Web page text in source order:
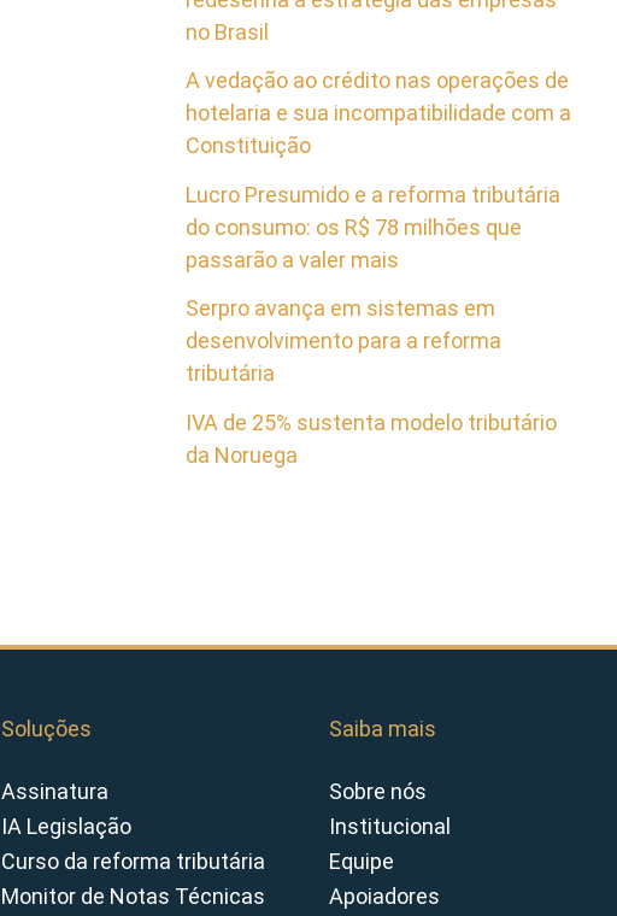
no Brasil
A vedação ao crédito nas operações de
hotelaria e sua incompatibilidade com a
Constituição
Lucro Presumido e a reforma tributária
do consumo: os R$ 78 milhões que
passarão a valer mais
Serpro avança em sistemas em
desenvolvimento para a reforma
tributária
IVA de 25% sustenta modelo tributário
da Noruega
Soluções
Assinatura
IA Legislação
Curso da reforma tributária
Monitor de Notas Técnicas
Saiba mais
Sobre nós
Institucional
Equipe
Apoiadores